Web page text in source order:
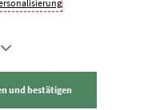
und bestätigen